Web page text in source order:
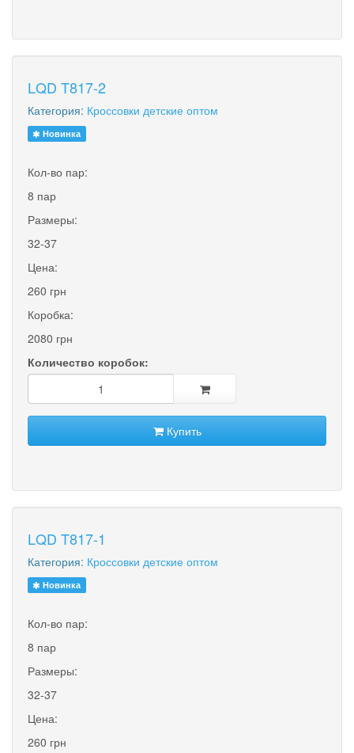
LQD T817-2
Категория: Кроссовки детские оптом
Новинка
Кол-во пар:
8 пар
Размеры:
32-37
Цена:
260 грн
Коробка:
2080 грн
Количество коробок:
Купить
LQD T817-1
Категория: Кроссовки детские оптом
Новинка
Кол-во пар:
8 пар
Размеры:
32-37
Цена:
260 грн